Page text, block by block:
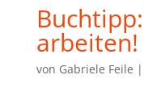
arbeiten!
von Gabriele Feile |